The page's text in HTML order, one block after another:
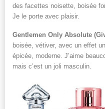
des facettes noisette, boisée
Je le porte avec plaisir.
Gentlemen Only Absolute
boisée, vétiver, avec un effet
épicée, moderne. J’aime
mais c’est un joli masculin.